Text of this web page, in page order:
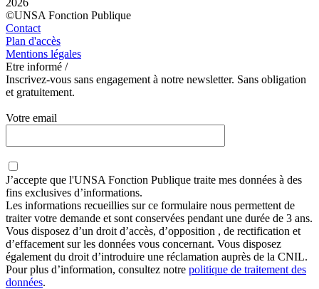
©UNSA Fonction Publique
Contact
Plan d'accès
Mentions légales
Etre informé /
Inscrivez-vous sans engagement à notre newsletter. Sans obligation
et gratuitement.
Votre email
J’accepte que l'UNSA Fonction Publique traite mes données à des
fins exclusives d’informations.
Les informations recueillies sur ce formulaire nous permettent de
traiter votre demande et sont conservées pendant une durée de 3 ans.
Vous disposez d’un droit d’accès, d’opposition , de rectification et
d’effacement sur les données vous concernant. Vous disposez
également du droit d’introduire une réclamation auprès de la CNIL.
Pour plus d’information, consultez notre politique de traitement des
données.